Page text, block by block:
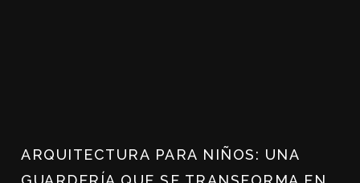
ARQUITECTURA PARA NIÑOS: UNA